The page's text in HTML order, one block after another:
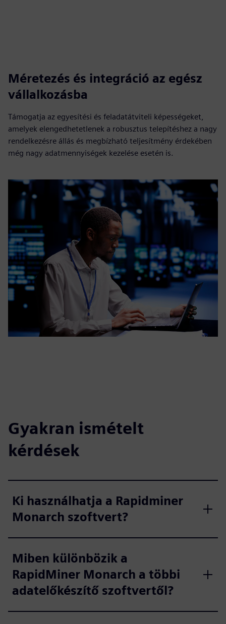
Méretezés és integráció az egész
vállalkozásba
Támogatja az egyesítési és feladatátviteli képességeket,
amelyek elengedhetetlenek a robusztus telepítéshez a nagy
rendelkezésre állás és megbízható teljesítmény érdekében
még nagy adatmennyiségek kezelése esetén is.
Gyakran ismételt
kérdések
Ki használhatja a Rapidminer
Monarch szoftvert?
Miben különbözik a
RapidMiner Monarch a többi
adatelőkészítő szoftvertől?